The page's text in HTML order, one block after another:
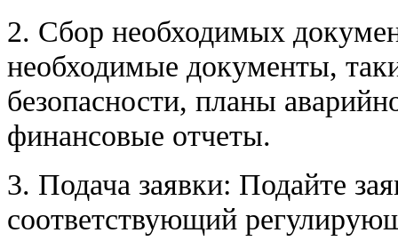
2. Сбор необходимых
необходимые документы,
безопасности, планы
финансовые отчеты.
3. Подача заявки: Подайте
соответствующий